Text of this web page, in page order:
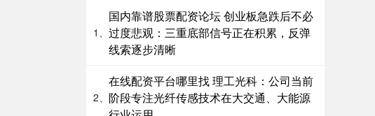
1、
国内靠谱股票配资论坛 创业板急跌后不必
过度悲观：三重底部信号正在积累，反弹
线索逐步清晰
2、
在线配资平台哪里找 理工光科：公司当前
阶段专注光纤传感技术在大交通、大能源